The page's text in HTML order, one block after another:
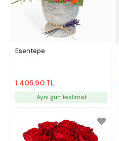
Esentepe
1.405,90 TL
Aynı gün teslimat